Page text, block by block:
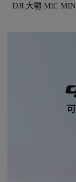
DJI 大疆 MIC